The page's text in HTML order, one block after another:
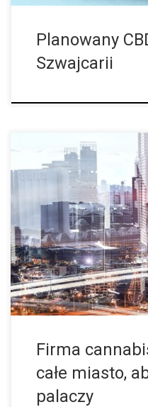
Planowany
Szwajcarii
Biznes cannabisowy to
pieniędzy, przede
aby zarabiać pieniądze,
zainwestować… Duży
nazwie American Green […]
Firma
całe miasto,
palaczy